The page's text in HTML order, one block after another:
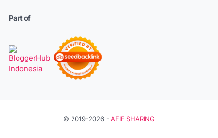
Part of
© 2019-2026 - AFIF SHARING